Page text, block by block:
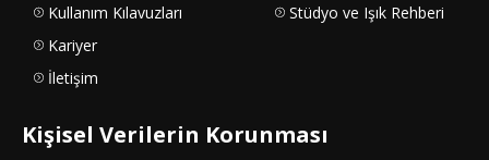
Kullanım Kılavuzları
Kariyer
İletişim
Stüdyo ve Işık Rehberi
Kişisel Verilerin Korunması